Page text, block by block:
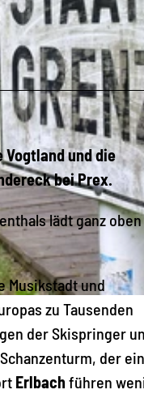
Vogtland und die
bei Prex.
lädt ganz
Musikstadt und
zu Tausenden
der Skispringer
der
Erlbachführen